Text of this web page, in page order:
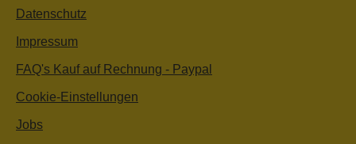
Datenschutz
Impressum
FAQ's Kauf auf Rechnung - Paypal
Cookie-Einstellungen
Jobs